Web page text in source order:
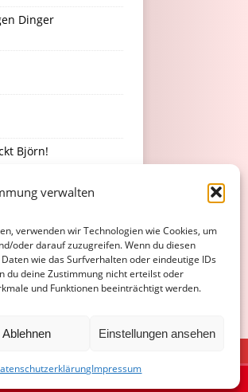
verwalten
verwenden wir Technologien wie Cookies, um
oder darauf zuzugreifen. Wenn du diesen
wie das Surfverhalten oder eindeutige IDs
du deine Zustimmung nicht erteilst oder
und Funktionen beeinträchtigt werden.
Ablehnen Einstellungen ansehen
Impressum
Dinger
Björn!